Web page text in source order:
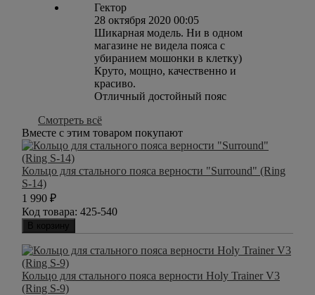
Гектор
28 октября 2020 00:05
Шикарная модель. Ни в одном
магазине не видела пояса с
убиранием мошонки в клетку)
Круто, мощно, качественно и
красиво.
Отличный достойный пояс
Смотреть всё
Вместе с этим товаром покупают
Кольцо для стального пояса верности "Surround" (Ring
S-14)
1 990 ₽
Код товара: 425-540
В корзину
Кольцо для стального пояса верности Holy Trainer V3
(Ring S-9)